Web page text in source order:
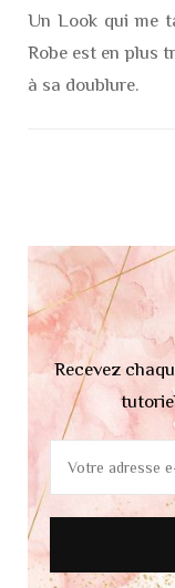
Un Look qui me
Robe est en plus
à sa doublure.
Recevez